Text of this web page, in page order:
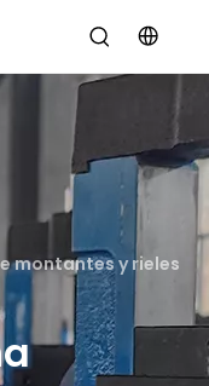
montantes y rieles